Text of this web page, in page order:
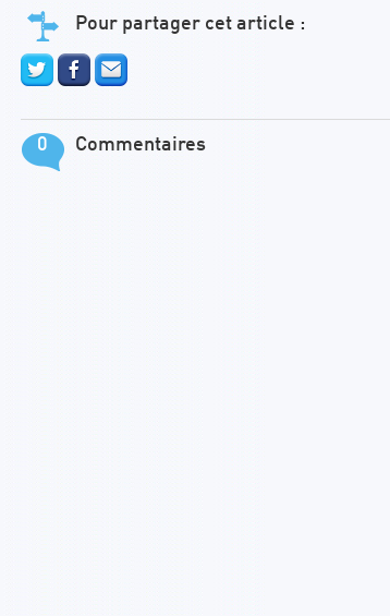
Pour partager cet article :
0 Commentaires